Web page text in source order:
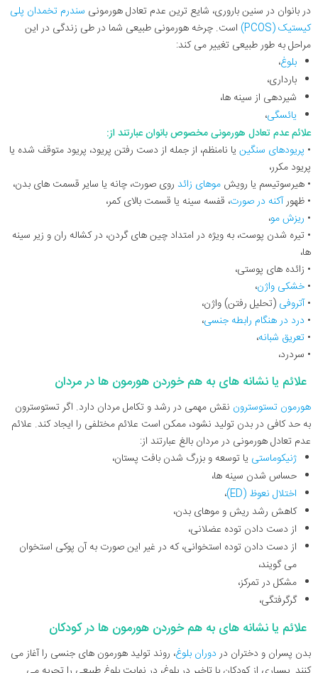
در بانوان در سنین باروری، شایع ترین عدم تعادل هورمونی سندرم تخمدان پلی
کیستیک (PCOS)
است. چرخه هورمونی طبیعی شما در طی زندگی در این
مراحل به طور طبیعی تغییر می کند:
بلوغ،
بارداری،
شیردهی از سینه ها،
یائسگی،
علائم عدم تعادل هورمونی مخصوص بانوان عبارتند از:
• پریودهای سنگین یا نامنظم، از جمله از دست رفتن پریود، پریود متوقف شده یا
پریود مکرر،
• هیرسوتیسم یا رویش موهای زائد روی صورت، چانه یا سایر قسمت های بدن،
• ظهورآکنه در صورت، قفسه سینه یا قسمت بالای کمر،
• ریزش مو،
• تیره شدن پوست، به ویژه در امتداد چین های گردن، در کشاله ران و زیر سینه
ها،
• زائده های پوستی،
• خشکی واژن،
•آتروفی (تحلیل رفتن) واژن،
• درد در هنگام رابطه جنسی،
• تعریق شبانه،
• سردرد،
علائم یا نشانه های به هم خوردن هورمون ها در مردان
هورمون تستوسترون نقش مهمی در رشد و تکامل مردان دارد. اگر تستوسترون
به حد کافی در بدن تولید نشود، ممکن است علائم مختلفی را ایجاد کند. علائم
عدم تعادل هورمونی در مردان بالغ عبارتند از:
ژنیکوماستی یا توسعه و بزرگ شدن بافت پستان،
حساس شدن سینه ها،
اختلال نعوظ (ED)
،
کاهش رشد ریش و موهای بدن،
از دست دادن توده عضلانی،
از دست دادن توده استخوانی، که در غیر این صورت به آن پوکی استخوان
می گویند،
مشکل در تمرکز،
گرگرفتگی،
علائم یا نشانه های به هم خوردن هورمون ها در کودکان
بدن پسران و دختران در دوران بلوغ، روند تولید هورمون های جنسی را آغاز می